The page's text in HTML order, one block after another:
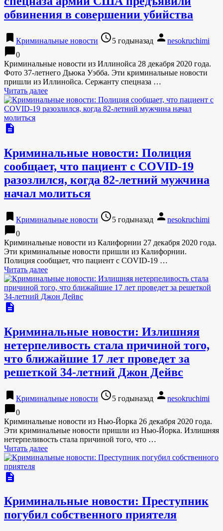
обвинения в совершении убийства
bookmark Криминальные новости access_time5 годыназад person nesokruchimi
chat_bubble0
Криминальные новости из Иллинойса 28 декабря 2020 года.
Фото 37-летнего Дьюка Уэбба. Эти криминальные новости
пришли из Иллинойса. Сержанту спецназа …
Читать далее
description
Криминальные новости: Полиция
сообщает, что пациент с COVID-19
разозлился, когда 82-летний мужчина
начал молиться
bookmark Криминальные новости access_time5 годыназад person nesokruchimi
chat_bubble0
Криминальные новости из Калифорнии 27 декабря 2020 года.
Эти криминальные новости пришли из Калифорнии.
Полиция сообщает, что пациент с COVID-19 …
Читать далее
description
Криминальные новости: Излишняя
нетерпеливость стала причиной того,
что ближайшие 17 лет проведет за
решеткой 34-летний Джон Дейвс
bookmark Криминальные новости access_time5 годыназад person nesokruchimi
chat_bubble0
Криминальные новости из Нью-Йорка 26 декабря 2020 года.
Эти криминальные новости пришли из Нью-Йорка. Излишняя
нетерпеливость стала причиной того, что …
Читать далее
description
Криминальные новости: Преступник
погубил собственного приятеля